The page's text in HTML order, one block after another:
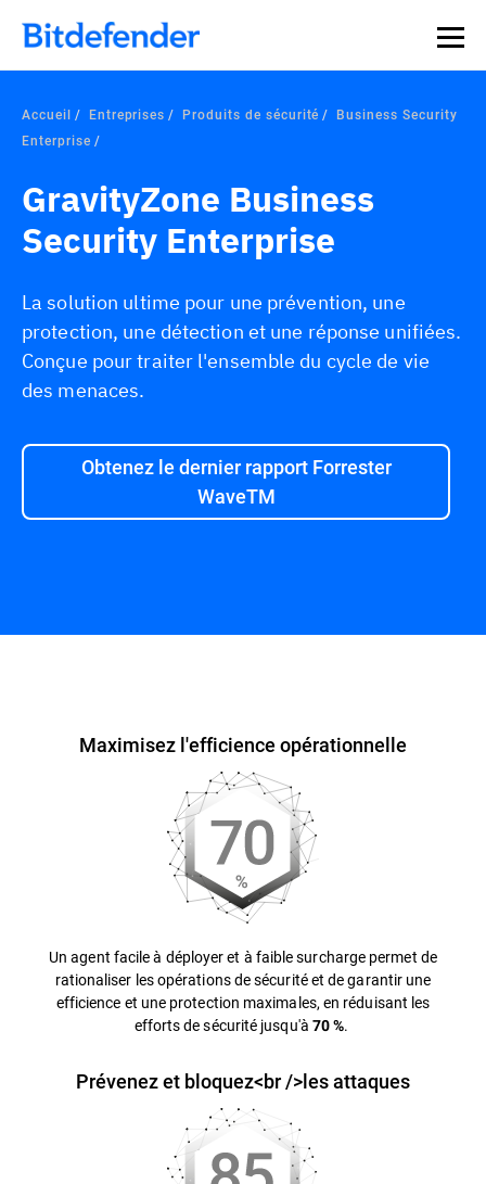
Accueil Entreprises Produits de sécurité
Business Security
Enterprise
GravityZone Business
Security Enterprise
La solution ultime pour une prévention, une
protection, une détection et une réponse unifiées.
Conçue pour traiter l'ensemble du cycle de vie
des menaces.
Obtenez le dernier rapport Forrester
WaveTM
Maximisez l'efficience opérationnelle
Un agent facile à déployer et à faible surcharge permet de
rationaliser les opérations de sécurité et de garantir une
efficience et une protection maximales, en réduisant les
efforts de sécurité jusqu'à 70 %.
Prévenez et bloquez<br />les attaques